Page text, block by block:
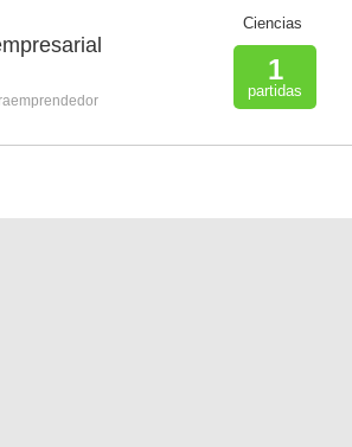
Ciencias
1
partidas